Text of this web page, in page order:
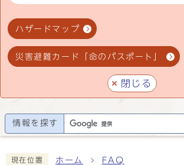
ハザードマップ
災害避難カード「命のパスポート」
閉じる
情報を探す
現在位置 ホーム FAQ